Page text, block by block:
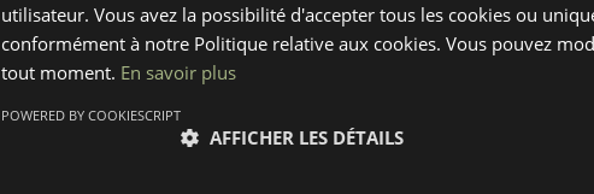
utilisateur. Vous avez la possibilité d'accepter tous les cookies ou
conformément à notre Politique relative aux cookies. Vous pouvez
tout moment. En savoir plus
AFFICHER LES DÉTAILS
POWERED BY COOKIESCRIPT